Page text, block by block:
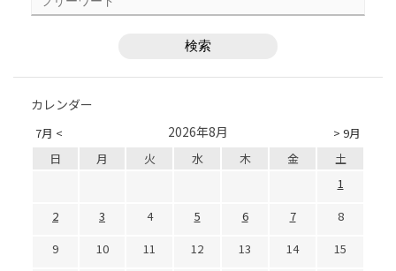
カレンダー
7月 < > 9月
2026年8月
日 月 火 水 木 金
土
1
2
3 4 5 6 7
8
9
10 11 12 13 14
15